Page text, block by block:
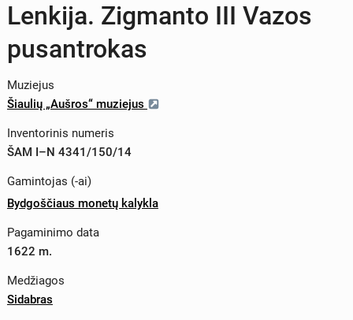
Lenkija. Zigmanto III Vazos
pusantrokas
Muziejus
Šiaulių „Aušros“ muziejus
Inventorinis numeris
ŠAM I–N 4341/150/14
Gamintojas (-ai)
Bydgoščiaus monetų kalykla
Pagaminimo data
1622 m.
Medžiagos
Sidabras